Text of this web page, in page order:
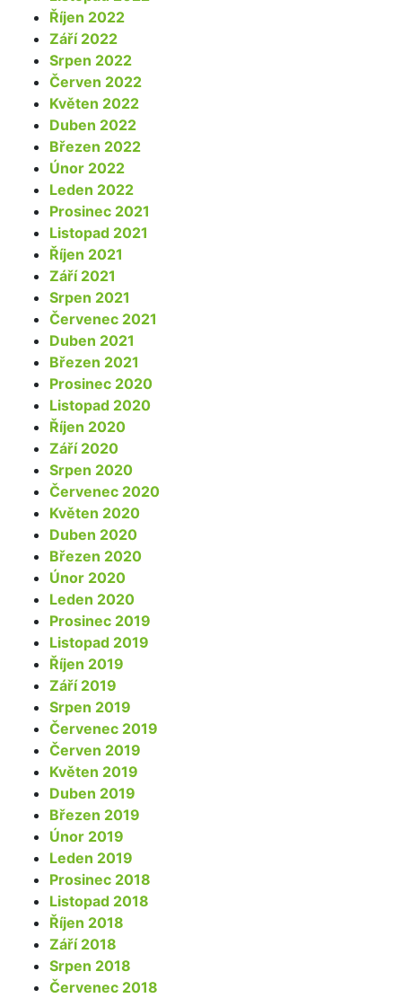
Říjen 2022
Září 2022
Srpen 2022
Červen 2022
Květen 2022
Duben 2022
Březen 2022
Únor 2022
Leden 2022
Prosinec 2021
Listopad 2021
Říjen 2021
Září 2021
Srpen 2021
Červenec 2021
Duben 2021
Březen 2021
Prosinec 2020
Listopad 2020
Říjen 2020
Září 2020
Srpen 2020
Červenec 2020
Květen 2020
Duben 2020
Březen 2020
Únor 2020
Leden 2020
Prosinec 2019
Listopad 2019
Říjen 2019
Září 2019
Srpen 2019
Červenec 2019
Červen 2019
Květen 2019
Duben 2019
Březen 2019
Únor 2019
Leden 2019
Prosinec 2018
Listopad 2018
Říjen 2018
Září 2018
Srpen 2018
Červenec 2018